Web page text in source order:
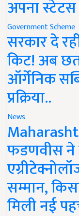
अपना स्टेटस
Government Scheme
सरकार दे
किट! अब
ऑर्गेनिक
प्रक्रिया..
News
फडणवीस ने
सम्मान,
मिली नई